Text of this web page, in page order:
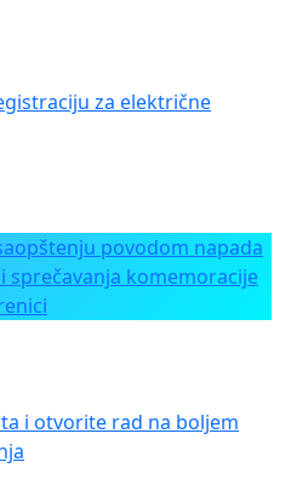
za električne
povodom napada
sprečavanja komemoracije
i otvorite rad na boljem